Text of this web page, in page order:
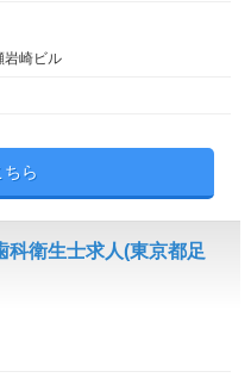
崎ビル
ちら
科衛生士求人(東京都足